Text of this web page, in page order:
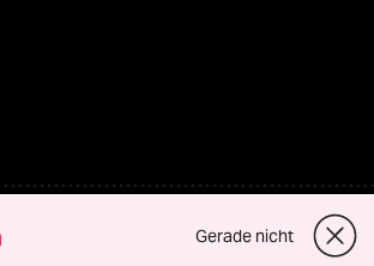
Gerade nicht